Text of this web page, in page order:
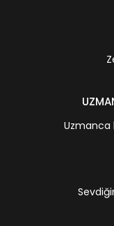
Uzmanca